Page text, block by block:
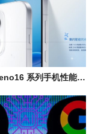
OPPO Reno16 系列手机性能参数配置，潮流实况影像新机